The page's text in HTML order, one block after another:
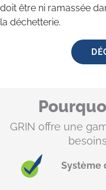
doit être ni ramassée
la déchetterie.
GRIN offre une
Système